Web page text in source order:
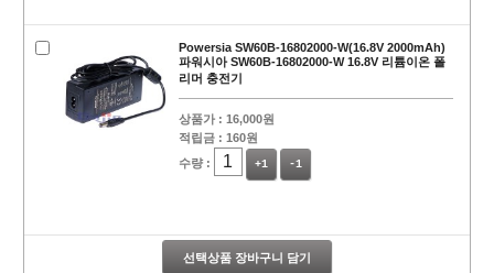
Powersia SW60B-16802000-W(16.8V 2000mAh)
파워시아 SW60B-16802000-W 16.8V 리튬이온 폴
리머 충전기
상품가 : 16,000원
적립금 : 160원
수량 :
+1 -1
선택상품 장바구니 담기